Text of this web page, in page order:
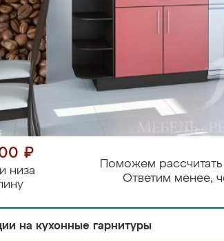
₽
низа
Поможем
Ответим менее,
на кухонные гарнитуры